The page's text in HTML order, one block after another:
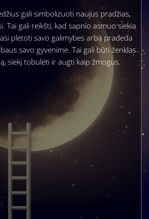
gali simbolizuoti naujus pradžias,
Tai gali reikšti, kad sapnio asmuo siekia
plėtoti savo galimybes arba pradeda
savo gyvenime. Tai gali būti ženklas
siekį tobulėti ir augti kaip žmogus.